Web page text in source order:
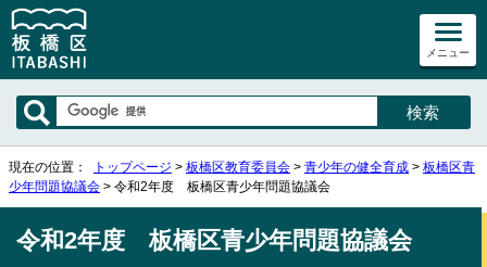
メニュー
現在の位置： トップページ > 板橋区教育委員会 > 青少年の健全育成 > 板橋区青
少年問題協議会 > 令和2年度 板橋区青少年問題協議会
令和2年度 板橋区青少年問題協議会